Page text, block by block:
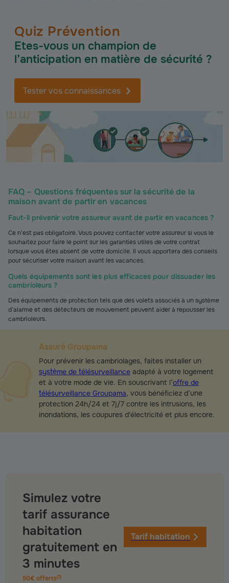
Quiz Prévention
Etes-vous un champion de
l’anticipation en matière de sécurité ?
Tester vos connaissances
FAQ – Questions fréquentes sur la sécurité de la
maison avant de partir en vacances
Faut-il prévenir votre assureur avant de partir en vacances ?
Ce n’est pas obligatoire. Vous pouvez contacter votre assureur si vous le
souhaitez pour faire le point sur les garanties utiles de votre contrat
lorsque vous êtes absent de votre domicile. Il vous apportera des conseils
pour sécuriser votre maison avant les vacances.
Quels équipements sont les plus efficaces pour dissuader les
cambrioleurs ?
Des équipements de protection tels que des volets associés à un système
d’alarme et des détecteurs de mouvement peuvent aider à repousser les
cambrioleurs.
Assuré Groupama
Pour prévenir les cambriolages, faites installer un
système de télésurveillance adapté à votre logement
et à votre mode de vie. En souscrivant l’offre de
télésurveillance Groupama, vous bénéficiez d’une
protection 24h/24 et 7j/7 contre les intrusions, les
inondations, les coupures d'électricité et plus encore.
Simulez votre
tarif assurance
habitation
gratuitement en
3 minutes
50€ offerts(1)
Tarif habitation